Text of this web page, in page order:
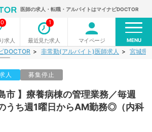
医師の求人・転職・アルバイトはマイナビDOCTOR
求人
0
最近見た求人
1
マイページ MENU
DOCTOR 非常勤(アルバイト)医師求人 宮城県
人 募集停止
市 】療養病棟の管理業務／毎週
うち週1曜日からAM勤務◎（内科